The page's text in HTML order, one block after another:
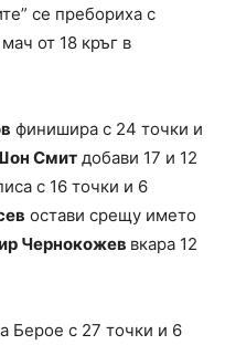
се пребориха с
от 18 кръг в
финишира с 24 точки и
Смит добави 17 и 12
с 16 точки и 6
остави срещу името
Чернокожев вкара 12
Берое с 27 точки и 6